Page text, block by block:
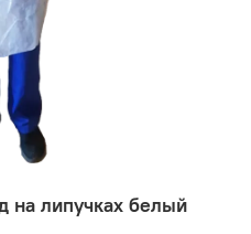
на липучках белый